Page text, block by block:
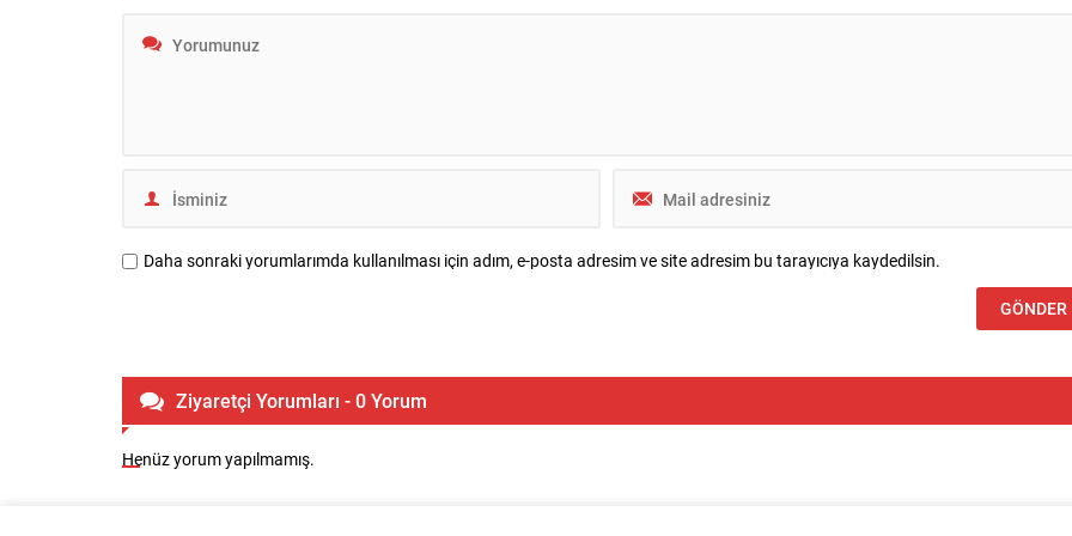
Daha sonraki yorumlarımda kullanılması için adım, e-posta adresim ve site adresim bu tarayıcıya kaydedilsin.
Ziyaretçi Yorumları - 0 Yorum
Henüz yorum yapılmamış.